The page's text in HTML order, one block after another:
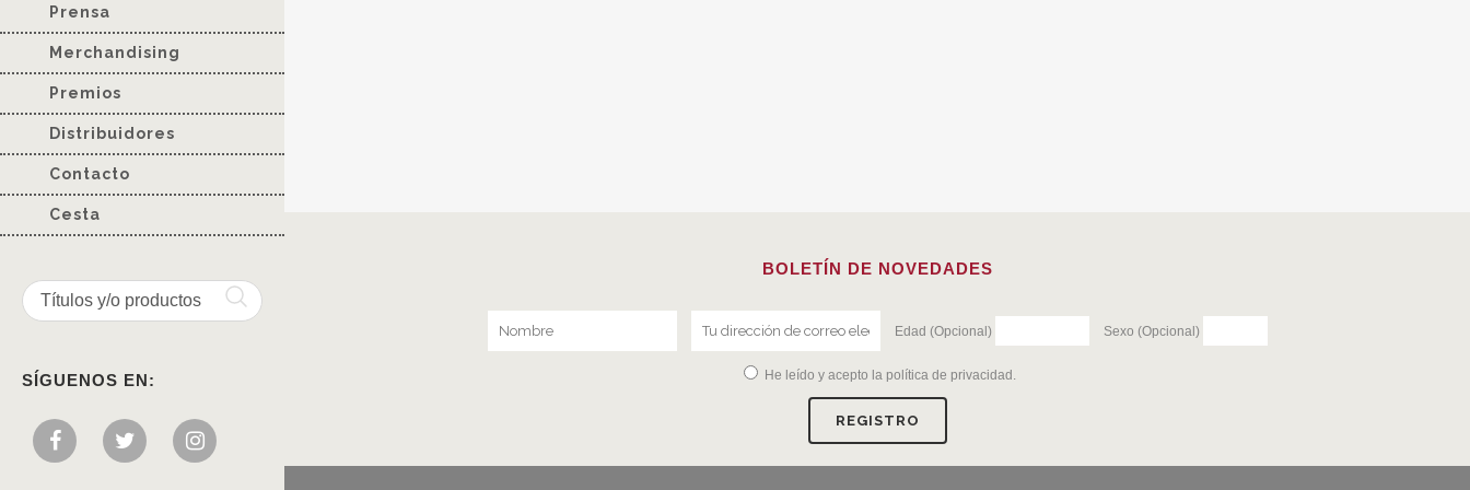
Prensa
Merchandising
Premios
Distribuidores
Contacto
Cesta
SÍGUENOS EN:
BOLETÍN DE NOVEDADES
Edad (Opcional) Sexo (Opcional)
He leído y acepto la política de privacidad .